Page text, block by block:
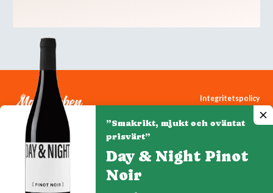
Integritetspolicy
Cookiepolicy
Denna webbplats drivs av Vinklubben i Norden AB
© 2026 mytaste.se
”Smakrikt, mjukt och oväntat
prisvärt”
Day & Night Pinot
Noir